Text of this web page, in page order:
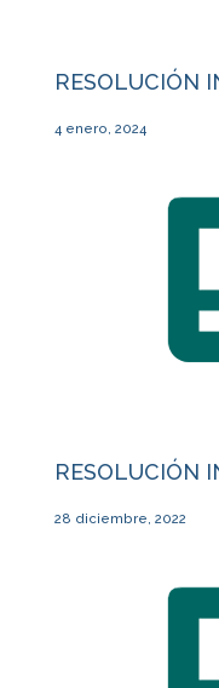
RESOLUCIÓN
4 enero, 2024
RESOLUCIÓN
28 diciembre, 2022